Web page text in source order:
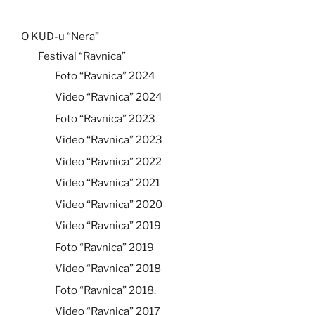
O KUD-u “Nera”
Festival “Ravnica”
Foto “Ravnica” 2024
Video “Ravnica” 2024
Foto “Ravnica” 2023
Video “Ravnica” 2023
Video “Ravnica” 2022
Video “Ravnica” 2021
Video “Ravnica” 2020
Video “Ravnica” 2019
Foto “Ravnica” 2019
Video “Ravnica” 2018
Foto “Ravnica” 2018.
Video “Ravnica” 2017